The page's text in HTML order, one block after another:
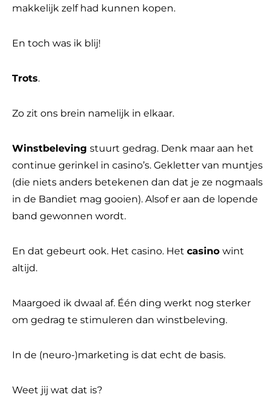
makkelijk zelf had kunnen kopen.
En toch was ik blij!
Trots.
Zo zit ons brein namelijk in elkaar.
Winstbeleving stuurt gedrag. Denk maar aan het
continue gerinkel in casino’s. Gekletter van muntjes
(die niets anders betekenen dan dat je ze nogmaals
in de Bandiet mag gooien). Alsof er aan de lopende
band gewonnen wordt.
En dat gebeurt ook. Het casino. Het casino wint
altijd.
Maargoed ik dwaal af. Één ding werkt nog sterker
om gedrag te stimuleren dan winstbeleving.
In de (neuro-)marketing is dat echt de basis.
Weet jij wat dat is?